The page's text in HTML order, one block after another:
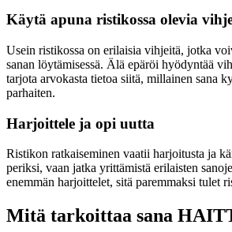
Käytä apuna ristikossa olevia
Usein ristikossa on erilaisia vihjeitä, jotka
sanan löytämisessä. Älä epäröi hyödyntää
tarjota arvokasta tietoa siitä, millainen sana
parhaiten.
Harjoittele ja opi uutta
Ristikon ratkaiseminen vaatii harjoitusta ja
periksi, vaan jatka yrittämistä erilaisten
enemmän harjoittelet, sitä paremmaksi tulet
Mitä tarkoittaa sana